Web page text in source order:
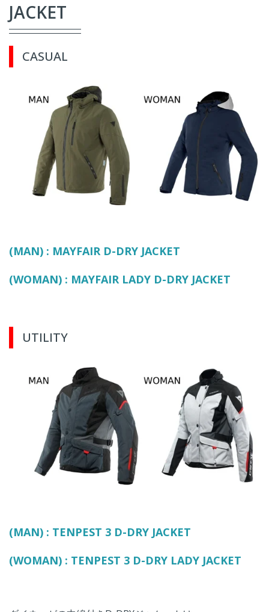
JACKET
CASUAL
(MAN) : MAYFAIR D-DRY JACKET
(WOMAN) : MAYFAIR LADY D-DRY JACKET
UTILITY
(MAN) : TENPEST 3 D-DRY JACKET
(WOMAN) : TENPEST 3 D-DRY LADY JACKET